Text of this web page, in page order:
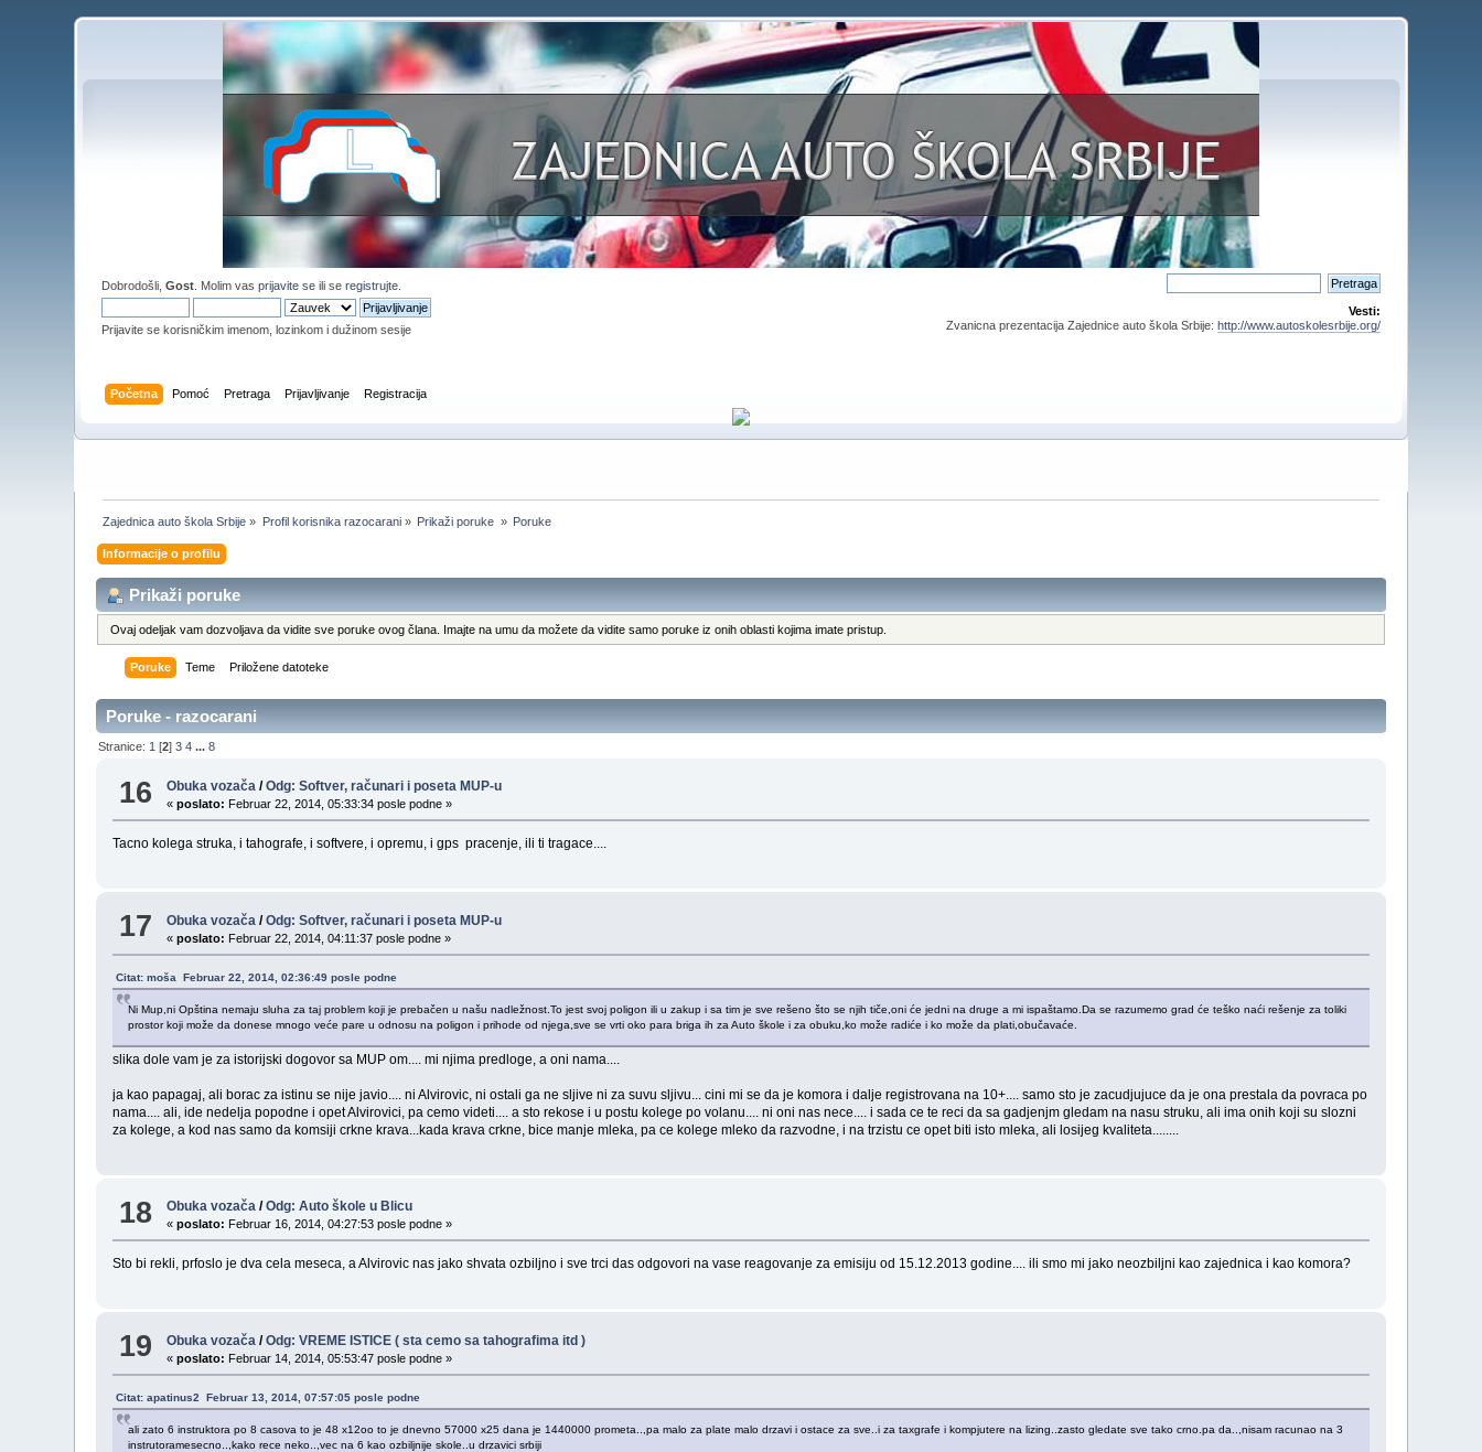
Dobrodošli,Gost . Molim vasprijavite se ili seregistrujte
Prijavite se korisničkim imenom, lozinkom i dužinom sesije
Vesti:
Zvanicna prezentacija Zajednice auto škola Srbije: http://www.autoskolesrbije.org/
Početna Pomoć Pretraga Prijavljivanje Registracija
Zajednica auto škola Srbije » Profil korisnika razocarani» Prikaži poruke » Poruke
Informacije o profilu
Prikaži poruke
Ovaj odeljak vam dozvoljava da vidite sve poruke ovog člana. Imajte na umu da možete da vidite samo poruke iz onih oblasti kojima imate pristup.
Poruke Teme Priložene datoteke
Poruke - razocarani
Stranice: 1 [2]3 4 ...8
16 Obuka vozača /Odg: Softver, računari i poseta MUP-u
«poslato: Februar 22, 2014, 05:33:34 posle podne »
Tacno kolega struka, i tahografe, i softvere, i opremu, i gps pracenje, ili ti tragace....
17 Obuka vozača /Odg: Softver, računari i poseta MUP-u
«poslato: Februar 22, 2014, 04:11:37 posle podne »
Citat: moša Februar 22, 2014, 02:36:49 posle podne
Ni Mup,ni Opština nemaju sluha za taj problem koji je prebačen u našu nadležnost.To jest svoj poligon ili u zakup i sa tim je sve rešeno što se njih tiče,oni će jedni na druge a mi ispaštamo.Da se razumemo grad će teško naći rešenje za toliki
prostor koji može da donese mnogo veće pare u odnosu na poligon i prihode od njega,sve se vrti oko para briga ih za Auto škole i za obuku,ko može radiće i ko može da plati,obučavaće.
slika dole vam je za istorijski dogovor sa MUP om.... mi njima predloge, a oni nama....
ja kao papagaj, ali borac za istinu se nije javio.... ni Alvirovic, ni ostali ga ne sljive ni za suvu sljivu... cini mi se da je komora i dalje registrovana na 10+.... samo sto je zacudjujuce da je ona prestala da povraca po
nama.... ali, ide nedelja popodne i opet Alvirovici, pa cemo videti.... a sto rekose i u postu kolege po volanu.... ni oni nas nece.... i sada ce te reci da sa gadjenjm gledam na nasu struku, ali ima onih koji su slozni
za kolege, a kod nas samo da komsiji crkne krava...kada krava crkne, bice manje mleka, pa ce kolege mleko da razvodne, i na trzistu ce opet biti isto mleka, ali losijeg kvaliteta........
18 Obuka vozača /Odg: Auto škole u Blicu
«poslato: Februar 16, 2014, 04:27:53 posle podne »
Sto bi rekli, prfoslo je dva cela meseca, a Alvirovic nas jako shvata ozbiljno i sve trci das odgovori na vase reagovanje za emisiju od 15.12.2013 godine.... ili smo mi jako neozbiljni kao zajednica i kao komora?
19 Obuka vozača /Odg: VREME ISTICE ( sta cemo sa tahografima itd )
«poslato: Februar 14, 2014, 05:53:47 posle podne »
Citat: apatinus2 Februar 13, 2014, 07:57:05 posle podne
ali zato 6 instruktora po 8 casova to je 48 x12oo to je dnevno 57000 x25 dana je 1440000 prometa..,pa malo za plate malo drzavi i ostace za sve..i za taxgrafe i kompjutere na lizing..zasto gledate sve tako crno.pa da..,nisam racunao na 3
instrutoramesecno..,kako rece neko..,vec na 6 kao ozbiljnije skole..u drzavici srbiji